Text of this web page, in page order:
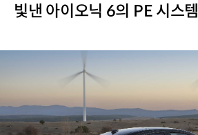
빛낸 아이오닉 6의 PE 시스템